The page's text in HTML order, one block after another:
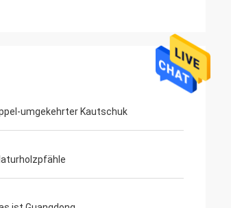
umgekehrter Kautschuk